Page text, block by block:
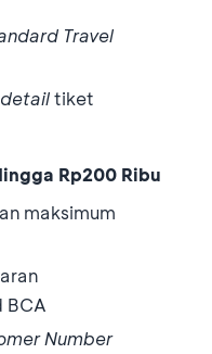
Travel
detailtiket
Rp200 Ribu
maksimum
BCA
Number